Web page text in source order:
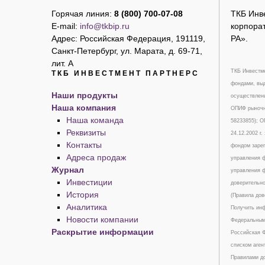
Горячая линия: 8 (800) 700-07-08
E-mail: info@tkbip.ru
Адрес: Российская Федерация, 191119,
Санкт-Петербург, ул. Марата, д. 69-71,
лит. А
ТКБ ИНВЕСТМЕНТ ПАРТНЕРС
Наши продукты
Наша компания
Наша команда
Реквизиты
Контакты
Адреса продаж
Журнал
Инвестиции
История
Аналитика
Новости компании
Раскрытие информации
ТКБ
РА».
ТКБ
фондами,
ОПИФ
58233855);
24.12.2002
фондом
управления
управления
(Правила
Получить
Российская
списком
Правилами